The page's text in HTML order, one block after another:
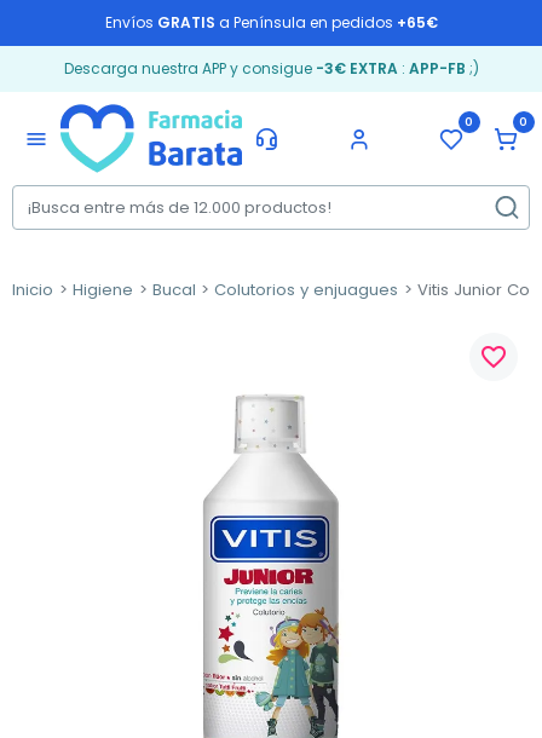
Envíos GRATIS a Península en pedidos +65€
Descarga nuestra APP y consigue -3€ EXTRA: APP-FB ;)
menu
0 0
Inicio Higiene Bucal Colutorios y enjuagues Vitis Junior
favorite_border